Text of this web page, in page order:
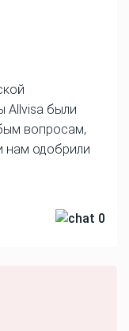
Allvisa были
вопросам,
нам одобрили
0